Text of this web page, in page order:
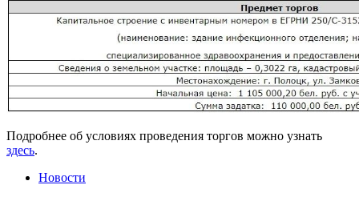
Подробнее об условиях проведения торгов можно узнать
здесь.
Новости